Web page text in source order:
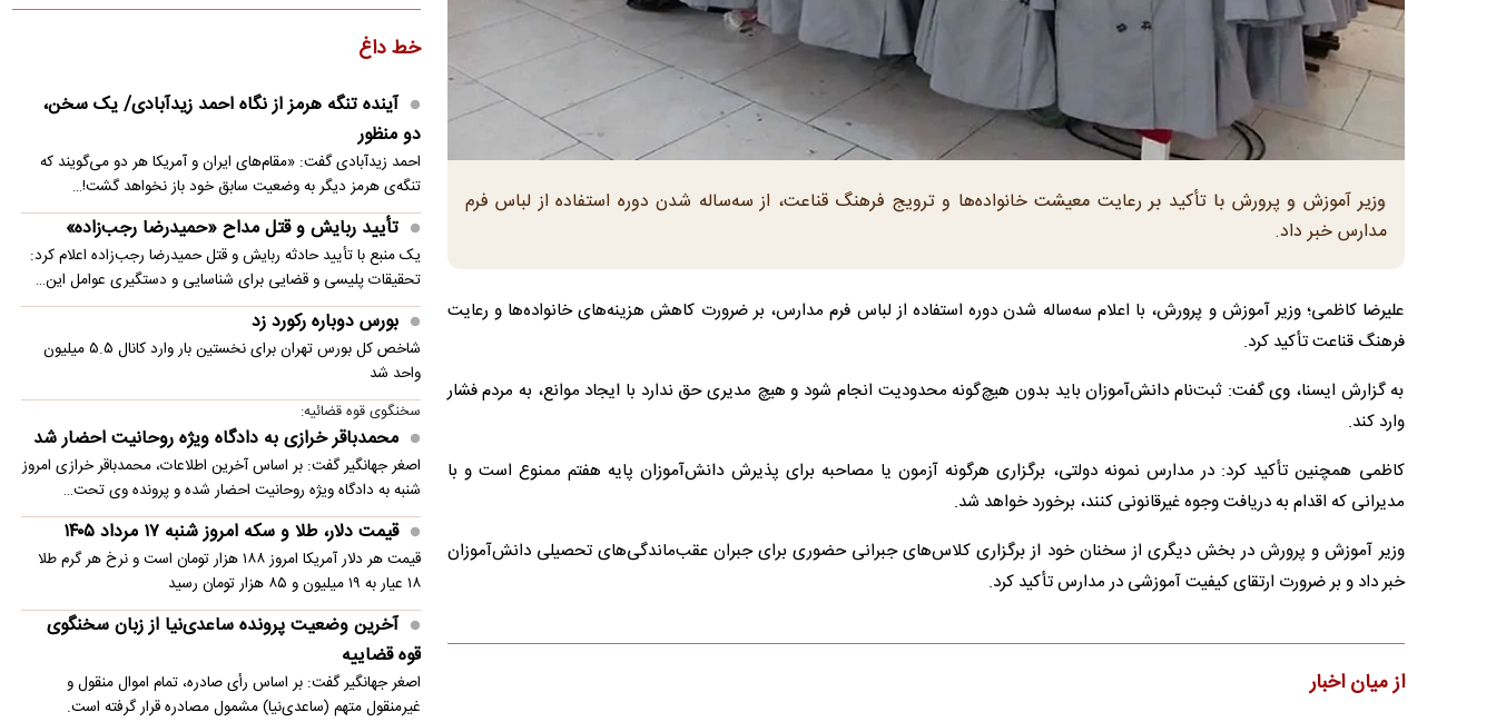
وزیر آموزش و پرورش با تأکید بر رعایت معیشت خانواده‌ها و ترویج فرهنگ قناعت، از سه‌ساله شدن دوره استفاده از لباس فرم
مدارس خبر داد.
علیرضا کاظمی؛ وزیر آموزش و پرورش، با اعلام سه‌ساله شدن دوره استفاده از لباس فرم مدارس، بر ضرورت کاهش هزینه‌های خانواده‌ها و رعایت
فرهنگ قناعت تأکید کرد.
به گزارش ایسنا، وی گفت: ثبت‌نام دانش‌آموزان باید بدون هیچ‌گونه محدودیت انجام شود و هیچ مدیری حق ندارد با ایجاد موانع، به مردم فشار
وارد کند.
کاظمی همچنین تأکید کرد: در مدارس نمونه دولتی، برگزاری هرگونه آزمون یا مصاحبه برای پذیرش دانش‌آموزان پایه هفتم ممنوع است و با
مدیرانی که اقدام به دریافت وجوه غیرقانونی کنند، برخورد خواهد شد.
وزیر آموزش و پرورش در بخش دیگری از سخنان خود از برگزاری کلاس‌های جبرانی حضوری برای جبران عقب‌ماندگی‌های تحصیلی دانش‌آموزان
خبر داد و بر ضرورت ارتقای کیفیت آموزشی در مدارس تأکید کرد.
از میان اخبار
تأیید ربایش و قتل مداح «حمیدرضا رجب‌زاده»
بورس دوباره رکورد زد
فرهنگ، شاید نامحسوس ولی حیاتی
دریاچه ارومیه جان گرفت
صندوق درآمد ثابت ثبات؛ کسب سود حتی در روزهای
تعطیل!
گردش نخبگان؛ ضرورتی برای پویایی، نوآوری و
کارآمدی در حکمرانی
خط داغ
آینده تنگه هرمز از نگاه احمد زیدآبادی/ یک سخن،
دو منظور
احمد زیدآبادی گفت: «مقام‌های ایران و آمریکا هر دو می‌گویند که
تنگه‌ی هرمز دیگر به وضعیت سابق خود باز نخواهد گشت!…
تأیید ربایش و قتل مداح «حمیدرضا رجب‌زاده»
یک منبع با تأیید حادثه ربایش و قتل حمیدرضا رجب‌زاده اعلام کرد:
تحقیقات پلیسی و قضایی برای شناسایی و دستگیری عوامل این…
بورس دوباره رکورد زد
شاخص کل بورس تهران برای نخستین ‌بار وارد کانال ۵.۵ میلیون
واحد شد
سخنگوی قوه قضائیه:
محمدباقر خرازی به دادگاه ویژه روحانیت احضار شد
اصغر جهانگیر گفت: بر اساس آخرین اطلاعات، محمدباقر خرازی امروز
شنبه به دادگاه ویژه روحانیت احضار شده و پرونده وی تحت…
قیمت دلار، طلا و سکه امروز شنبه ۱۷ مرداد ۱۴۰۵
قیمت هر دلار آمریکا امروز ۱۸۸ هزار تومان است و نرخ هر گرم طلا
۱۸ عیار به ۱۹ میلیون و ۸۵ هزار تومان رسید
آخرین وضعیت پرونده ساعدی‌نیا از زبان سخنگوی
قوه قضاییه
اصغر جهانگیر گفت: بر اساس رأی صادره، تمام اموال منقول و
غیرمنقول متهم (ساعدی‌نیا) مشمول مصادره قرار گرفته است.